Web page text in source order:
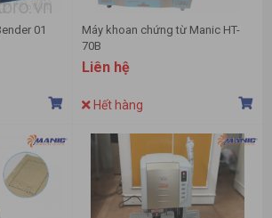
01
Máy khoan chứng từ Manic HT-
70B
Liên hệ
Hết hàng